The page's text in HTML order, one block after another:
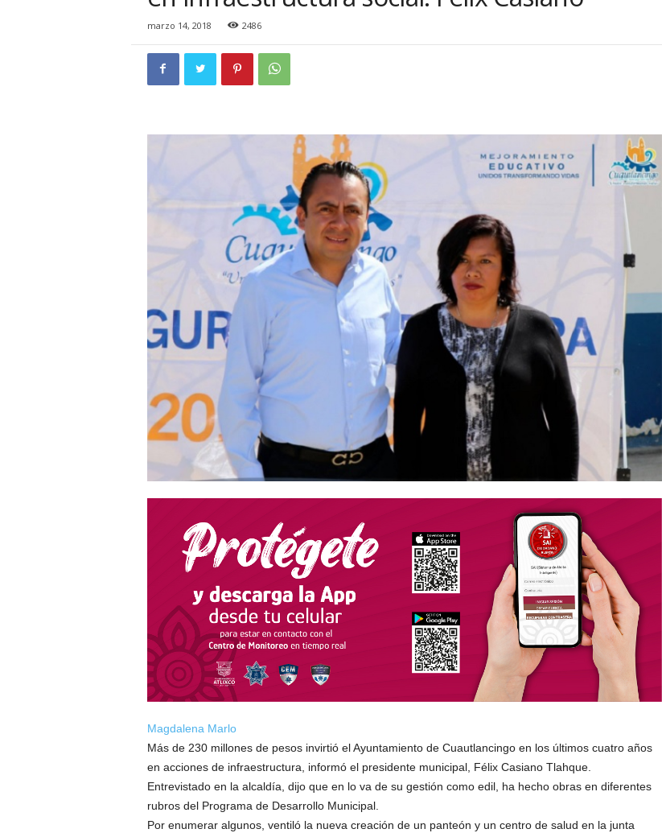
marzo 14, 2018 2486
Magdalena Marlo
Más de 230 millones de pesos invirtió el Ayuntamiento de Cuautlancingo en los últimos cuatro años
en acciones de infraestructura, informó el presidente municipal, Félix Casiano Tlahque.
Entrevistado en la alcaldía, dijo que en lo va de su gestión como edil, ha hecho obras en diferentes
rubros del Programa de Desarrollo Municipal.
Por enumerar algunos, ventiló la nueva creación de un panteón y un centro de salud en la junta